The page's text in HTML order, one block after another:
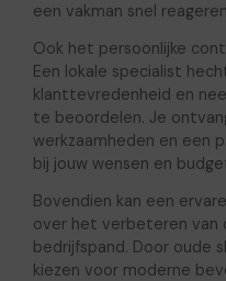
een vakman snel
Ook het persoonlijke
Een lokale specialist
klanttevredenheid en
te beoordelen. Je
werkzaamheden en een
bij jouw wensen en
Bovendien kan een
over het verbeteren van
bedrijfspand. Door oude
kiezen voor moderne